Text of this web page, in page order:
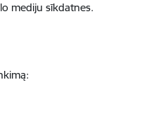
mediju sīkdatnes.